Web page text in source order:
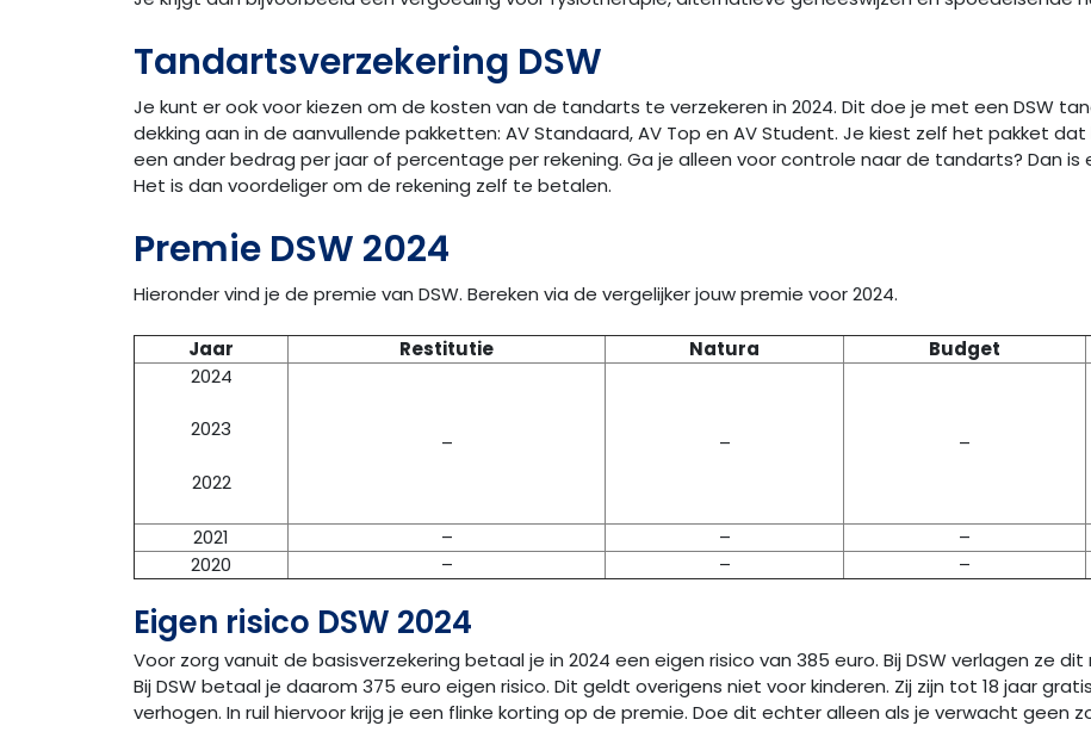
Tandartsverzekering DSW
Je kunt er ook voor kiezen om de kosten van de tandarts te verzekeren in 2024. Dit doe je met een DSW
dekking aan in de aanvullende pakketten: AV Standaard, AV Top en AV Student. Je kiest zelf het pakket
een ander bedrag per jaar of percentage per rekening. Ga je alleen voor controle naar de tandarts? Dan
Het is dan voordeliger om de rekening zelf te betalen.
Premie DSW 2024
Hieronder vind je de premie van DSW. Bereken via de vergelijker jouw premie voor 2024.
Jaar Restitutie Natura Budget
2024
2023
2022
– – –
2021 – – –
2020
– – –
Eigen risico DSW 2024
Voor zorg vanuit de basisverzekering betaal je in 2024 een eigen risico van 385 euro. Bij DSW verlagen ze
Bij DSW betaal je daarom 375 euro eigen risico. Dit geldt overigens niet voor kinderen. Zij zijn tot 18 jaar
verhogen. In ruil hiervoor krijg je een flinke korting op de premie. Doe dit echter alleen als je verwacht geen